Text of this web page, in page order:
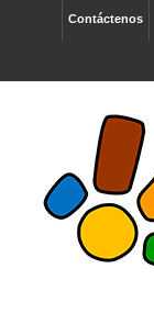
Contáctenos